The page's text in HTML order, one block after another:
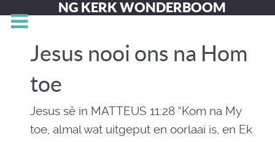
NG KERK WONDERBOOM
Jesus nooi ons na Hom
toe
Jesus sê in MATTEUS 11:28 “Kom na My
toe, almal wat uitgeput en oorlaai is, en Ek